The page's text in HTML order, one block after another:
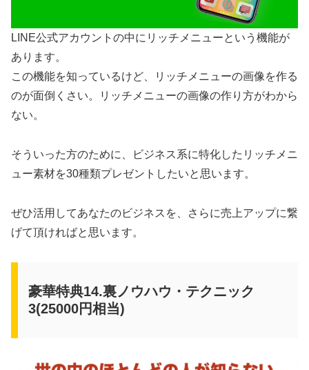
LINE公式アカウントの中にリッチメニューという機能が
あります。
この機能を知っているけど、リッチメニューの画像を作る
のが面倒くさい。リッチメニューの画像の作り方がわから
ない。
そういった方のために、ビジネス系に特化したリッチメニ
ュー素材を30種類プレゼントしたいと思います。
ぜひ活用してあなたのビジネスを、さらに売上アップに繋
げて頂ければと思います。
豪華特典14.裏ノウハウ・テクニック
3(25000円相当)